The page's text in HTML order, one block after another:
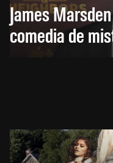
James
comedia de